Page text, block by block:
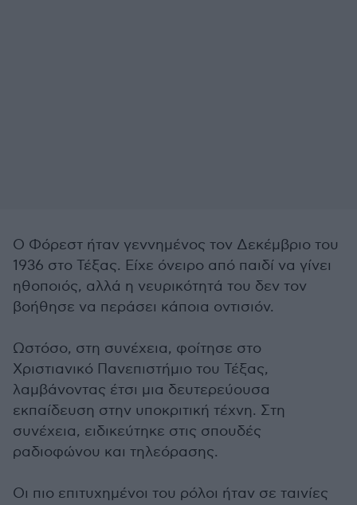
Ο Φόρεστ ήταν γεννημένος τον Δεκέμβριο του
1936 στο Τέξας. Είχε όνειρο από παιδί να γίνει
ηθοποιός, αλλά η νευρικότητά του δεν τον
βοήθησε να περάσει κάποια οντισιόν.
Ωστόσο, στη συνέχεια, φοίτησε στο
Χριστιανικό Πανεπιστήμιο του Τέξας,
λαμβάνοντας έτσι μια δευτερεύουσα
εκπαίδευση στην υποκριτική τέχνη. Στη
συνέχεια, ειδικεύτηκε στις σπουδές
ραδιοφώνου και τηλεόρασης.
Οι πιο επιτυχημένοι του ρόλοι ήταν σε ταινίες